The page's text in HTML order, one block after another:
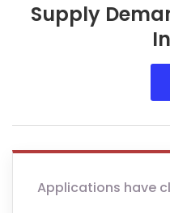
Supply
Applications have